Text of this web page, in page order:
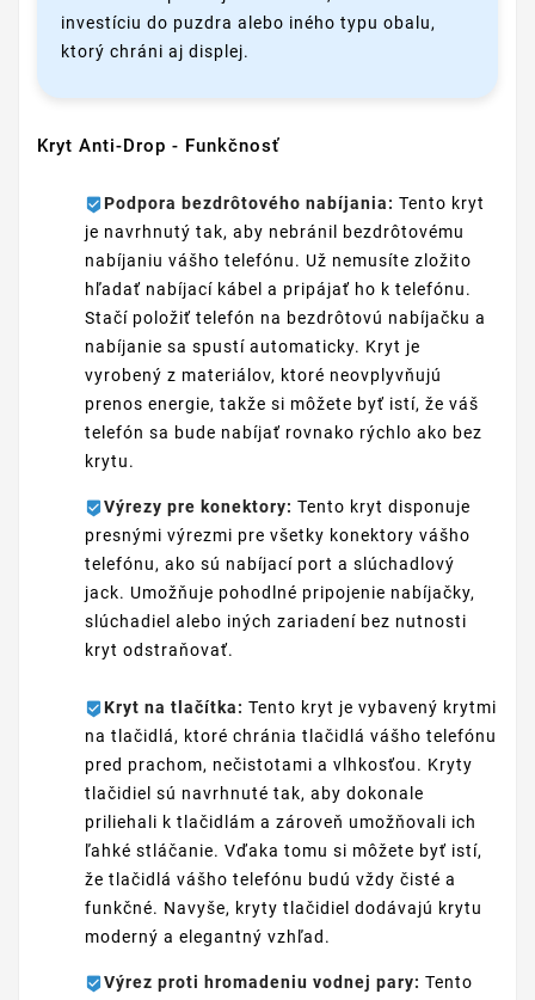
investíciu do puzdra alebo iného typu obalu,
ktorý chráni aj displej.
Kryt Anti-Drop - Funkčnosť
Podpora bezdrôtového nabíjania: Tento kryt
je navrhnutý tak, aby nebránil bezdrôtovému
nabíjaniu vášho telefónu. Už nemusíte zložito
hľadať nabíjací kábel a pripájať ho k telefónu.
Stačí položiť telefón na bezdrôtovú nabíjačku a
nabíjanie sa spustí automaticky. Kryt je
vyrobený z materiálov, ktoré neovplyvňujú
prenos energie, takže si môžete byť istí, že váš
telefón sa bude nabíjať rovnako rýchlo ako bez
krytu.
Výrezy pre konektory: Tento kryt disponuje
presnými výrezmi pre všetky konektory vášho
telefónu, ako sú nabíjací port a slúchadlový
jack. Umožňuje pohodlné pripojenie nabíjačky,
slúchadiel alebo iných zariadení bez nutnosti
kryt odstraňovať.
Kryt na tlačítka: Tento kryt je vybavený krytmi
na tlačidlá, ktoré chránia tlačidlá vášho telefónu
pred prachom, nečistotami a vlhkosťou. Kryty
tlačidiel sú navrhnuté tak, aby dokonale
priliehali k tlačidlám a zároveň umožňovali ich
ľahké stláčanie. Vďaka tomu si môžete byť istí,
že tlačidlá vášho telefónu budú vždy čisté a
funkčné. Navyše, kryty tlačidiel dodávajú krytu
moderný a elegantný vzhľad.
Výrez proti hromadeniu vodnej pary: Tento